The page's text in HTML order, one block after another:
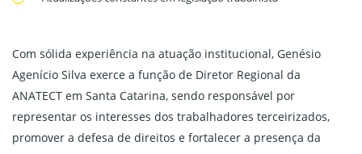
Com sólida experiência na atuação institucional, Genésio
Agenício Silva exerce a função de Diretor Regional da
ANATECT em Santa Catarina, sendo responsável por
representar os interesses dos trabalhadores terceirizados,
promover a defesa de direitos e fortalecer a presença da